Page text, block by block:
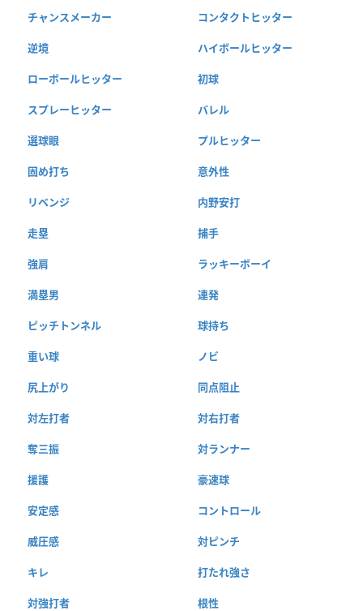
チャンスメーカー コンタクトヒッター
逆境 ハイボールヒッター
ローボールヒッター 初球
スプレーヒッター バレル
選球眼 プルヒッター
固め打ち 意外性
リベンジ 内野安打
走塁 捕手
強肩 ラッキーボーイ
満塁男 連発
ピッチトンネル 球持ち
重い球 ノビ
尻上がり 同点阻止
対左打者 対右打者
奪三振 対ランナー
援護 豪速球
安定感 コントロール
威圧感 対ピンチ
キレ 打たれ強さ
対強打者 根性